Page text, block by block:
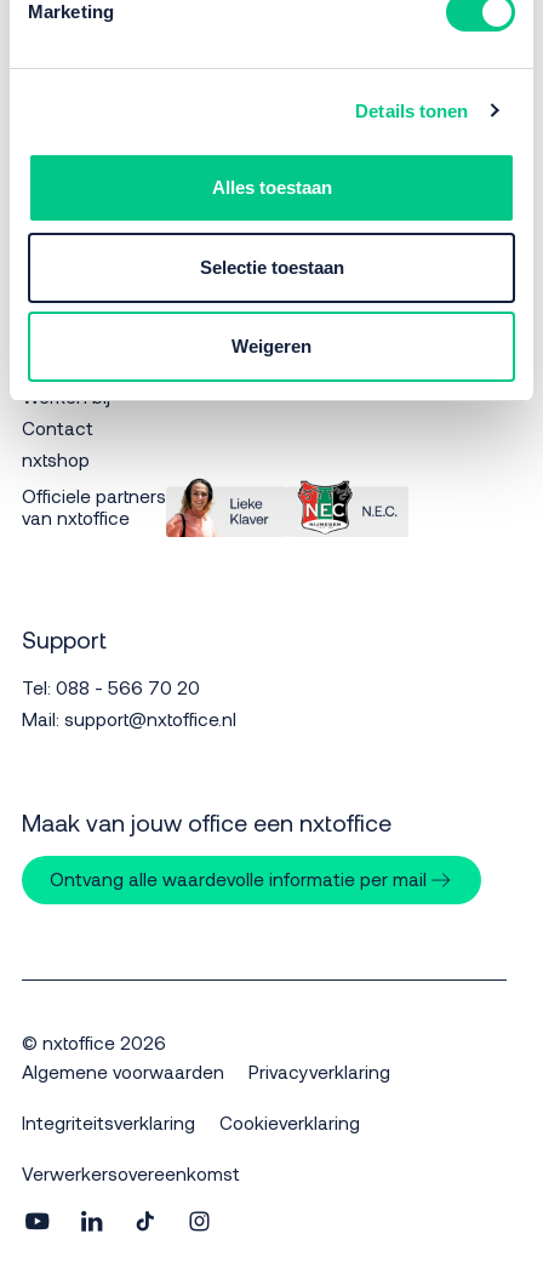
Marketing
Details tonen
Alles toestaan
Selectie toestaan
Weigeren
Bedrijfsdata veilig en onder controle
Cases
Werken bij
Contact
nxtshop
Officiele partners
van nxtoffice
Support
Tel:088 - 566 70 20
Mail:support@nxtoffice.nl
Maak van jouw office een nxtoffice
Ontvang alle waardevolle informatie per mail
© nxtoffice 2026
Algemene voorwaarden
Privacyverklaring
Integriteitsverklaring Cookieverklaring
Verwerkersovereenkomst